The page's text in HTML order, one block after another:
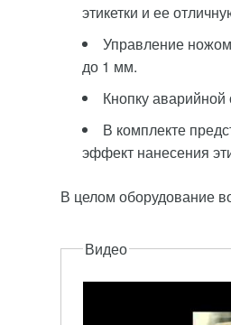
этикетки и ее
Управление ножом
до 1 мм.
Кнопку
В комплекте
эффект нанесения
В целом оборудование
Описание
Видео